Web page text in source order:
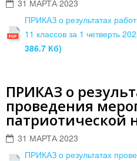
31 МАРТА 2023
ПРИКАЗ о результатах
11 классов за 1 четверть
386.7 Кб)
ПРИКАЗ о
проведения
патриотической
31 МАРТА 2023
ПРИКАЗ о результатах